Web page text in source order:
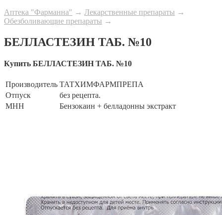
Аптека "Фарманна" → Лекарственные препараты →
Обезболивающие препараты →
БЕЛЛАСТЕЗИН ТАБ. №10
Купить БЕЛЛАСТЕЗИН ТАБ. №10
Производитель ТАТХИМФАРМПРЕПА
Отпуск
без рецепта.
МНН
Бензокаин + белладонны экстракт